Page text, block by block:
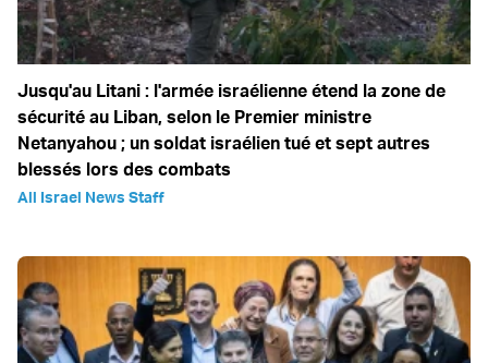
Jusqu'au Litani : l'armée israélienne étend la zone de
sécurité au Liban, selon le Premier ministre
Netanyahou ; un soldat israélien tué et sept autres
blessés lors des combats
All Israel News Staff